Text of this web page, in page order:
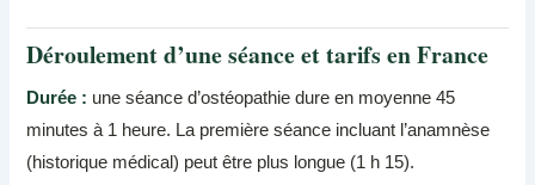
Déroulement d’une séance et tarifs en France
Durée : une séance d’ostéopathie dure en moyenne 45
minutes à 1 heure. La première séance incluant l’anamnèse
(historique médical) peut être plus longue (1 h 15).